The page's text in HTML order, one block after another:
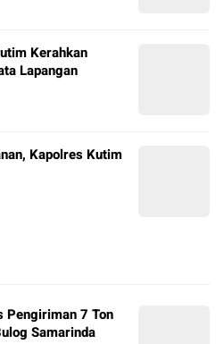
Kerahkan
Lapangan
Kapolres Kutim
Pengiriman 7 Ton
Samarinda